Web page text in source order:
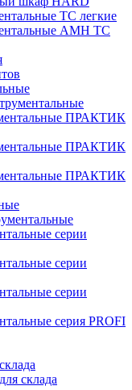
ТС легкие
AMH TC
ПРАКТИК
ПРАКТИК
ПРАКТИК
серии
серии
серии
серия PROFI
склада